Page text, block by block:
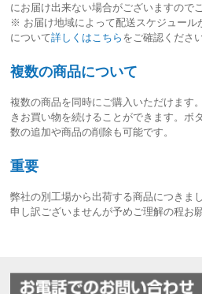
にお届け出来ない場合がございますので
※ お届け地域によって配送スケジュール
について詳しくはこちら をご確認ください
複数の商品について
複数の商品を同時にご購入いただけます
きお買い物を続けることができます。ボ
数の追加や商品の削除も可能です。
重要
弊社の別工場から出荷する商品につきま
申し訳ございませんが予めご理解の程お